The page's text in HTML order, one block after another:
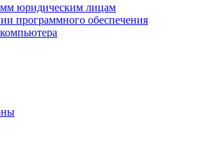
юридическим лицам
программного обеспечения